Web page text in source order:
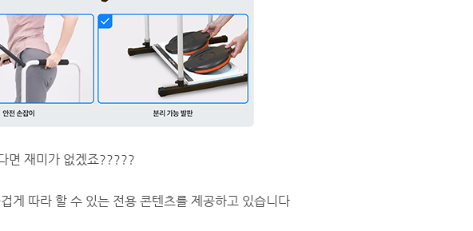
면 재미가 없겠죠?????
게 따라 할 수 있는 전용 콘텐츠를 제공하고 있습니다